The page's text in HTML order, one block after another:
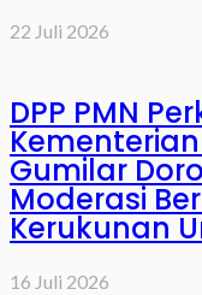
22 Juli 2026
DPP PMN
Gumilar
Moderasi
Kerukunan
16 Juli 2026